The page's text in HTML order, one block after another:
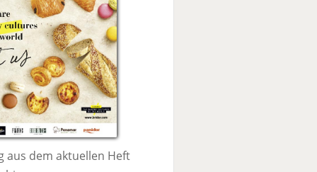
aus dem aktuellen Heft